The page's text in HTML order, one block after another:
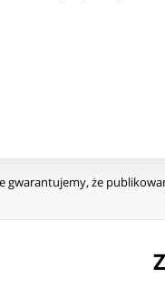
gwarantujemy, że